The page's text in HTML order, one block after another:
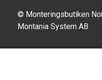
© Monteringsbutiken
Montania System AB